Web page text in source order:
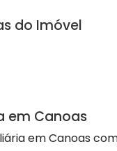
do Imóvel
em Canoas
em Canoas